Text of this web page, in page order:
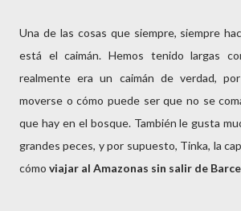
Una de las cosas que siempre, siempre
está el caimán. Hemos tenido largas
realmente era un caimán de verdad,
moverse o cómo puede ser que no se
que hay en el bosque. También le gusta
grandes peces, y por supuesto, Tinka, la
cómo viajar al Amazonas sin salir de